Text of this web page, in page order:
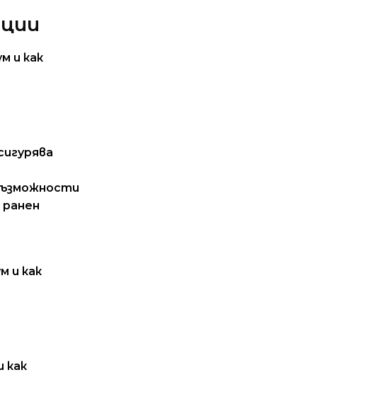
и как
ранен
и как
как